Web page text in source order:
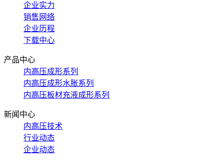
企业实力
销售网络
企业历程
下载中心
产品中心
内高压成形系列
内高压成形水胀系列
内高压板材充液成形系列
新闻中心
内高压技术
行业动态
企业动态